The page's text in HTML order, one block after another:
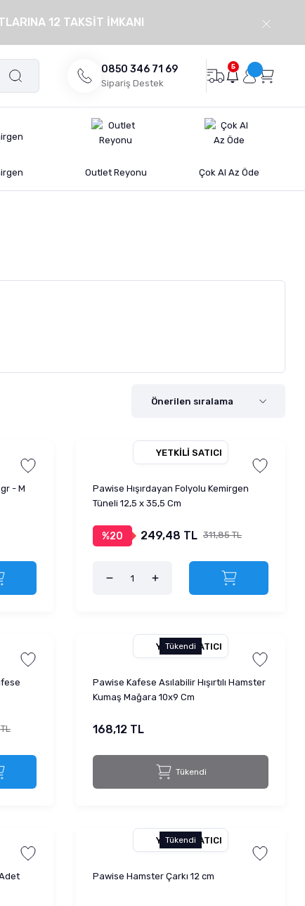
12 TAKSİT İMKANI
0850 346 71 69
Sipariş Destek
5
Outlet Reyonu Çok Al Az Öde
- M
YETKILI SATICI
Pawise Hışırdayan Folyolu Kemirgen
Tüneli 12,5 x 35,5 Cm
%20 249,48 TL 311,85 TL
Tükendi
YETKILI SATICI
Pawise Kafese Asılabilir Hışırtılı Hamster
Kumaş Mağara 10x9 Cm
168,12 TL
Tükendi
Tükendi
YETKILI SATICI
Pawise Hamster Çarkı 12 cm